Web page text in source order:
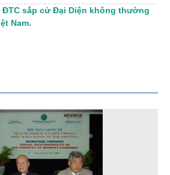
ĐTC sắp cử Đại Diện không thường
Nam.